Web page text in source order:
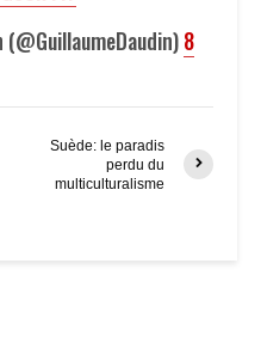
8
Suède: le paradis
perdu du
multiculturalisme